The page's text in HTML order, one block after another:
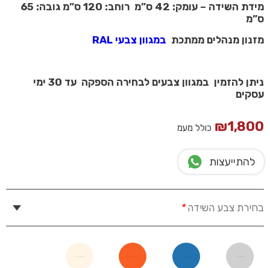
מידת השידה – עומק: 42 ס”מ רוחב: 120 ס”מ גובה: 65
ס”מ
מזנון מנהלים ממתכת במגוון צבעי RAL
ניתן להזמין במגוון צבעים לבחירה הספקה עד 30 ימי
עסקים
₪1,800 כולל מעמ
להתייעצות
בחירת צבע השידה*